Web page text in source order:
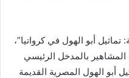
أبو الهول في كرواتيا”،
بقاعة المشاهير بالمدخل الرئيسي
أبو الهول المصرية القديمة